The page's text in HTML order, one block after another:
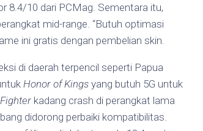
8.4/10 dari PCMag. Sementara itu,
mid-range. “Butuh optimasi
ini gratis dengan pembelian skin.
di daerah terpencil seperti Papua
Honor of Kings yang butuh 5G untuk
kadang crash di perangkat lama
didorong perbaiki kompatibilitas.